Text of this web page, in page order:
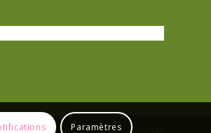
Paramètres